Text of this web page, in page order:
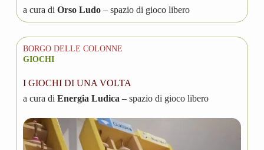
a cura di Orso Ludo– spazio di gioco libero
BORGO DELLE COLONNE
GIOCHI
I GIOCHI DI UNA VOLTA
a cura di Energia Ludica– spazio di gioco libero